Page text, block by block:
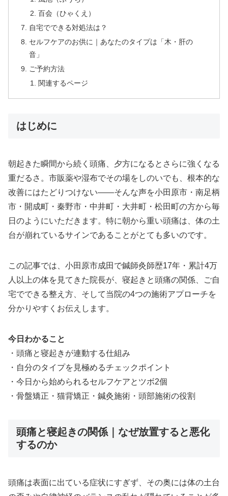
百会（ひゃくえ）
自宅でできる対処法は？
セルフケアのお供に｜あなたのタイプは「木・肝の
音」
ご予約方法
関連するページ
はじめに
朝起きた瞬間から続く頭痛、夕方になるとさらに強くなる
重だるさ。市販薬や湿布でその場をしのいでも、根本的な
改善にはたどりつけない——そんな声を小田原市・南足柄
市・開成町・秦野市・中井町・大井町・松田町の方から毎
日のようにいただきます。特に朝から重い頭痛は、体の土
台が崩れているサインであることがとても多いのです。
この記事では、小田原市成田で鍼師灸師歴17年・累計4万
人以上の体を見てきた院長が、寝起きと頭痛の関係、ご自
宅でできる整え方、そして当院の4つの施術アプローチを
分かりやすくお伝えします。
今日わかること
・頭痛と寝起きが連動する仕組み
・自分のタイプを見極めるチェックポイント
・今日から始められるセルフケアとツボ2個
・骨盤矯正・猫背矯正・鍼灸施術・頭部施術の役割
頭痛と寝起きの関係｜なぜ放置すると悪化
するのか
頭痛は表面に出ている症状にすぎず、その奥には体の土台